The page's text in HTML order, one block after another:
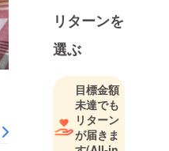
す。
オーガニッ
クワインを
日本中に広
めるべく美
味しい料理
とワインを
リターンを
選ぶ
目標金額
未達でも
リターン
が届きま